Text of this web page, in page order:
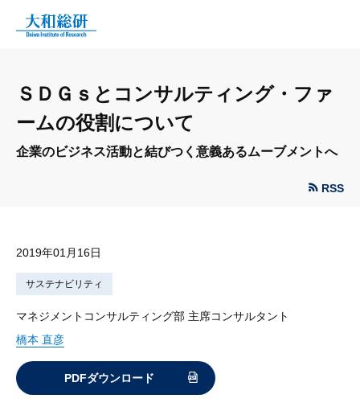
ＳＤＧｓとコンサルティング・ファ
ームの役割について
企業のビジネス活動と結びつく意義あるムーブメントへ
RSS
2019年01月16日
サステナビリティ
マネジメントコンサルティング部 主席コンサルタント
橋本 直彦
PDFダウンロード